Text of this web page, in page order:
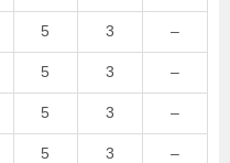
5 3 –
5 3 –
5 3 –
5 3 –